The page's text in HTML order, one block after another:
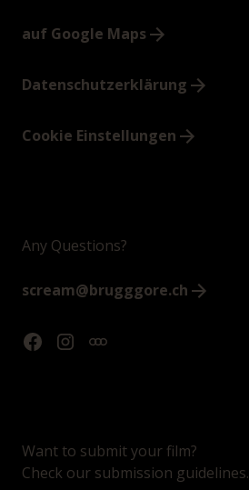
auf Google Maps
Datenschutzerklärung
Cookie Einstellungen
Any Questions?
scream@brugggore.ch
Want to submit your film?
Check our submission guidelines.